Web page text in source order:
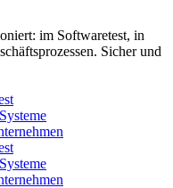
im Softwaretest, in
Sicher und